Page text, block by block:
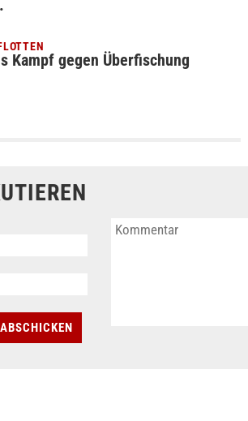
Kampf gegen Überfischung